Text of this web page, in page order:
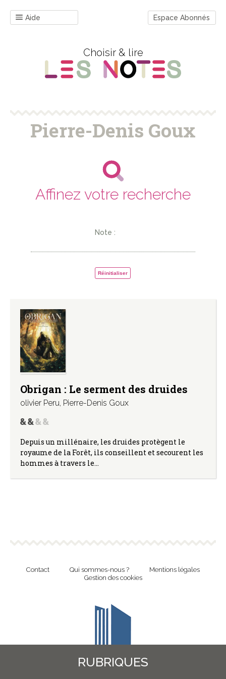
Aide Espace Abonnés
Choisir & lire
Pierre-Denis Goux
Affinez votre recherche
Note :
Réinitialiser
Obrigan : Le serment des druides
olivier Peru, Pierre-Denis Goux
Depuis un millénaire, les druides protègent le
royaume de la Forêt, ils conseillent et secourent les
hommes à travers le…
RUBRIQUES
Contact Qui sommes-nous ?
Mentions légales
Gestion des cookies
Revue en ligne de l'Union Nationale Culture et Bibliothèques Pour Tous